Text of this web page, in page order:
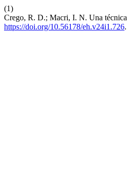
(1)
Crego, R. D.; Macri, I. N. Una
https://doi.org/10.56178/eh.v24i1.726.